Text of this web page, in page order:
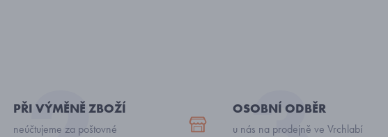
PŘI VÝMĚNĚ ZBOŽÍ
neúčtujeme za poštovné
OSOBNÍ ODBĚR
u nás na prodejně ve Vrchlabí